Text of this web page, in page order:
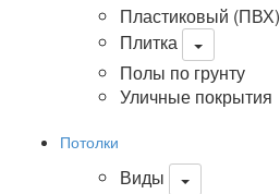
Пластиковый (ПВХ)
Плитка
Полы по грунту
Уличные покрытия
Потолки
Виды